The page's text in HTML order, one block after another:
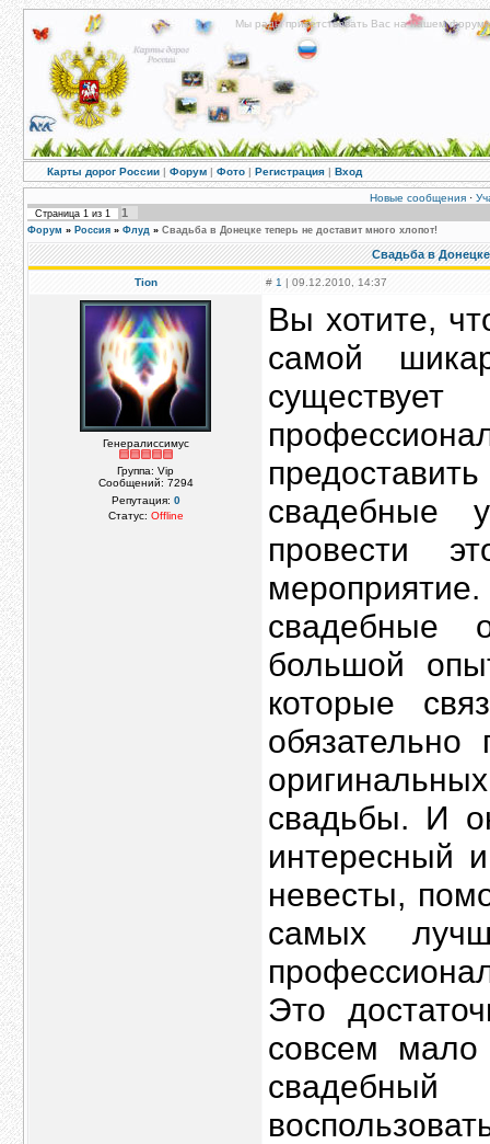
Мы рады приветствовать Вас на нашем
Карты дорог России | Форум | Фото | Регистрация | Вход
Новые сообщения·
Страница 1 из 1 1
Форум » Россия » Флуд » Свадьба в Донецке теперь не доставит много хлопот!
Свадьба в
Tion # 1 | 09.12.2010, 14:37
Генералиссимус
Группа: Vip
Сообщений: 7294
Репутация: 0
Статус: Offline
Вы хотите,
самой
свадебные
провести
свадебные
большой
которые
свадьбы. И
интересный
невесты,
самых
Это
совсем